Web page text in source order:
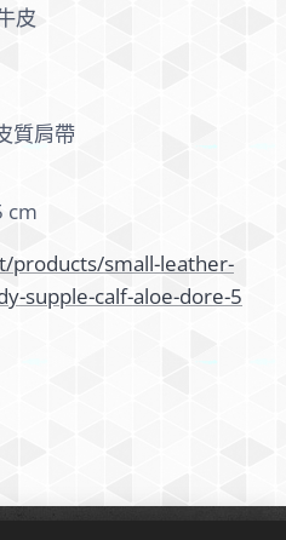
皮
質肩帶
cm
products/small-leather-
supple-calf-aloe-dore-5